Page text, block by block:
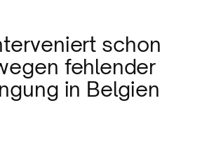
schon
fehlender
in Belgien